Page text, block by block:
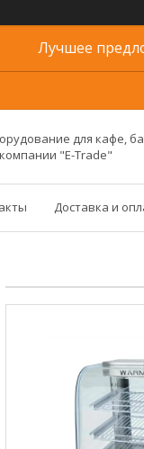
Лучшее
для кафе,
"E-Trade"
Доставка и